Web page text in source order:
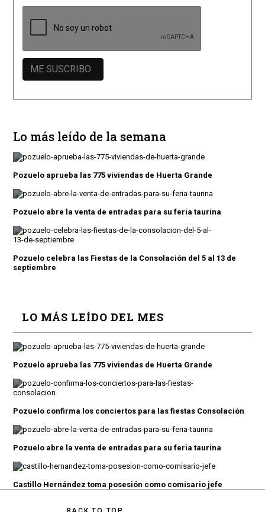
Lo más leído de la semana
Pozuelo aprueba las 775 viviendas de Huerta Grande
Pozuelo abre la venta de entradas para su feria taurina
Pozuelo celebra las Fiestas de la Consolación del 5 al 13 de
septiembre
LO MÁS LEÍDO DEL MES
Pozuelo aprueba las 775 viviendas de Huerta Grande
Pozuelo confirma los conciertos para las fiestas Consolación
Pozuelo abre la venta de entradas para su feria taurina
Castillo Hernández toma posesión como comisario jefe